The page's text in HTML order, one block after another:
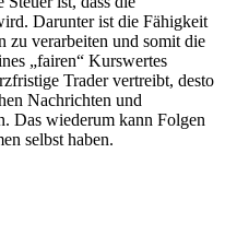
Darunter ist die Fähigkeit
zu verarbeiten und somit die
„fairen“ Kurswertes
Trader vertreibt, desto
Nachrichten und
Das wiederum kann Folgen
selbst haben.